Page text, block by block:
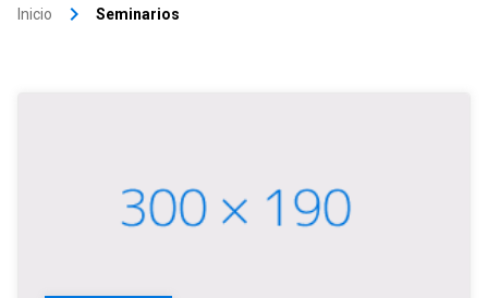
Inicio keyboard_arrow_right Seminarios